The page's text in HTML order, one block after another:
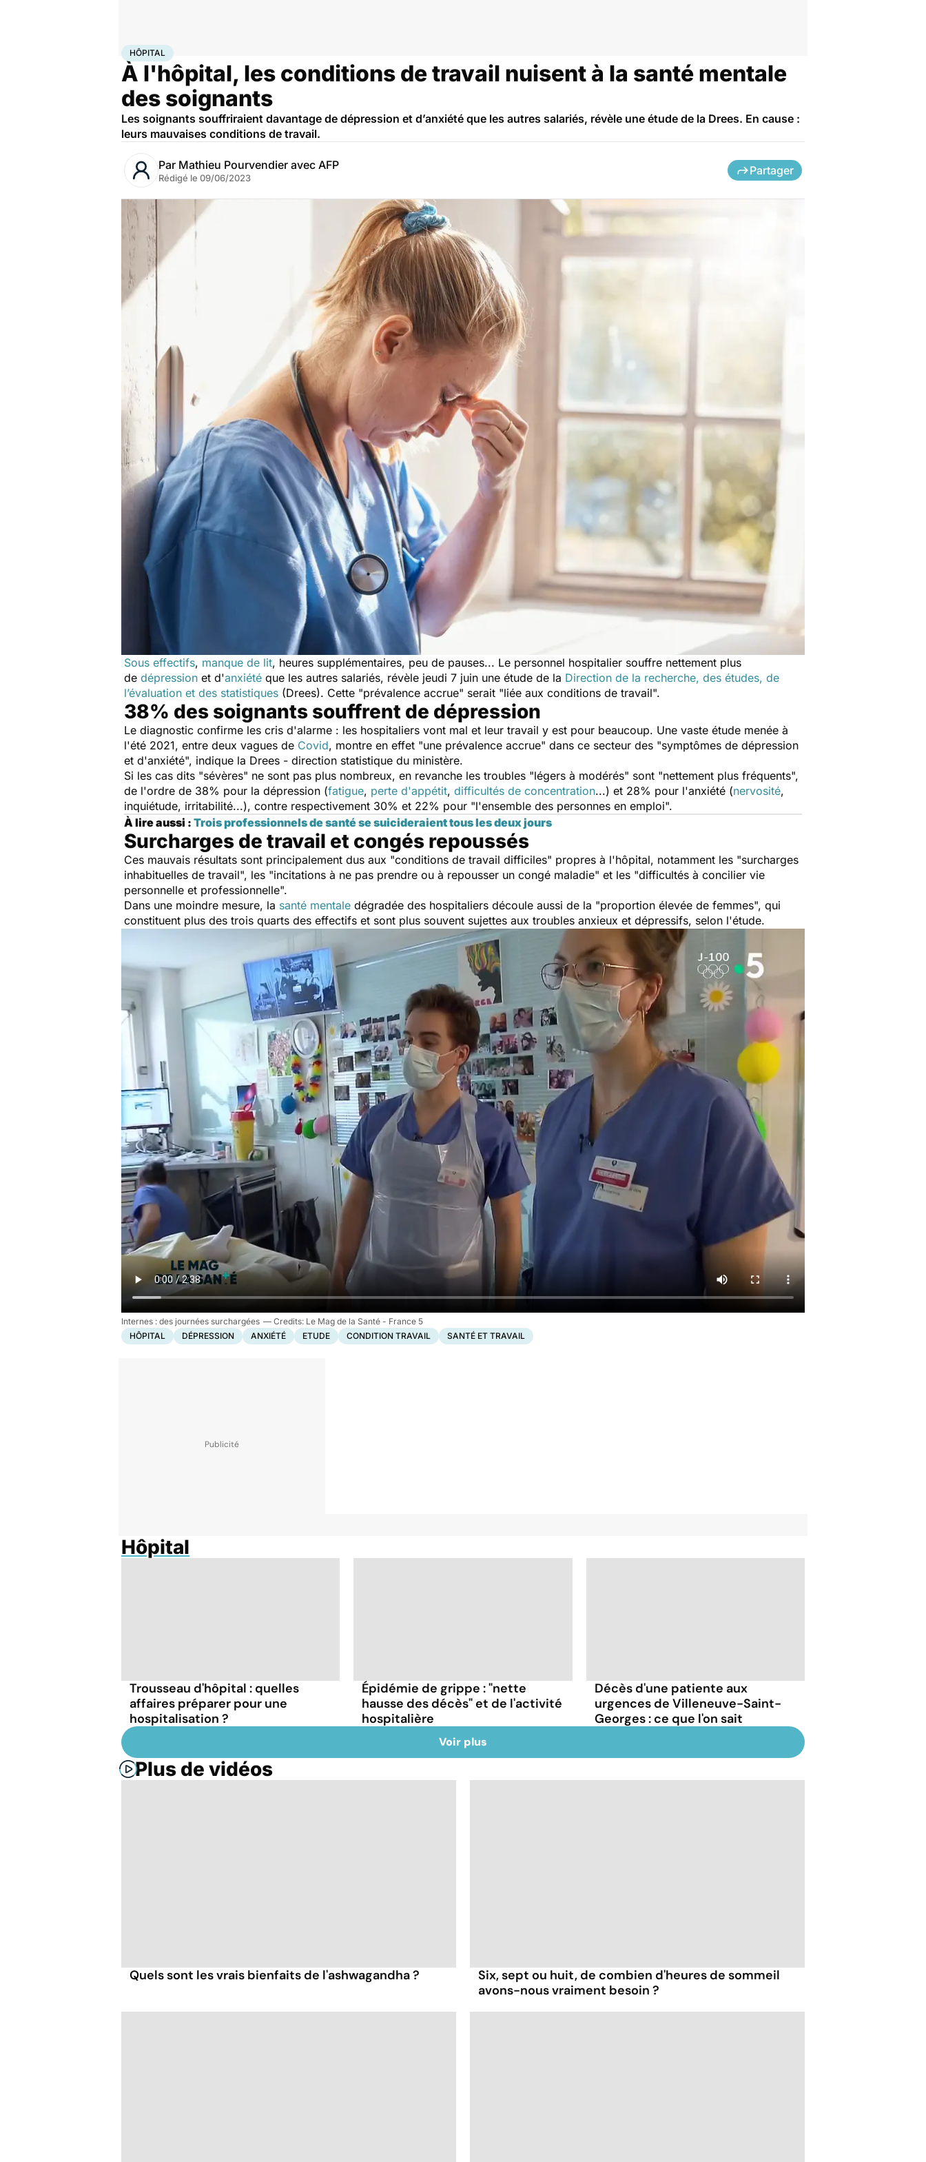
AccueilBien-être
HÔPITAL
À l'hôpital, les conditions de travail nuisent à la santé mentale
des soignants
Les soignants souffriraient davantage de dépression et d’anxiété que les autres salariés, révèle une étude de la Drees. En cause :
leurs mauvaises conditions de travail.
Par Mathieu Pourvendier avec AFP
Rédigé le 09/06/2023
Partager
Sous effectifs, manque de lit, heures supplémentaires, peu de pauses... Le personnel hospitalier souffre nettement plus
de dépression et d'anxiété que les autres salariés, révèle jeudi 7 juin une étude de la Direction de la recherche, des études, de
l’évaluation et des statistiques (Drees). Cette "prévalence accrue" serait "liée aux conditions de travail".
38% des soignants souffrent de dépression
Le diagnostic confirme les cris d'alarme : les hospitaliers vont mal et leur travail y est pour beaucoup. Une vaste étude menée à
l'été 2021, entre deux vagues de Covid, montre en effet "une prévalence accrue" dans ce secteur des "symptômes de dépression
et d'anxiété", indique la Drees - direction statistique du ministère.
Si les cas dits "sévères" ne sont pas plus nombreux, en revanche les troubles "légers à modérés" sont "nettement plus fréquents",
de l'ordre de 38% pour la dépression (fatigue, perte d'appétit, difficultés de concentration...) et 28% pour l'anxiété (nervosité,
inquiétude, irritabilité...), contre respectivement 30% et 22% pour "l'ensemble des personnes en emploi".
À lire aussi : Trois professionnels de santé se suicideraient tous les deux jours
Surcharges de travail et congés repoussés
Ces mauvais résultats sont principalement dus aux "conditions de travail difficiles" propres à l'hôpital, notamment les "surcharges
inhabituelles de travail", les "incitations à ne pas prendre ou à repousser un congé maladie" et les "difficultés à concilier vie
personnelle et professionnelle".
Dans une moindre mesure, la santé mentale dégradée des hospitaliers découle aussi de la "proportion élevée de femmes", qui
constituent plus des trois quarts des effectifs et sont plus souvent sujettes aux troubles anxieux et dépressifs, selon l'étude.
Internes : des journées surchargées
Le Mag de la Santé - France 5
HÔPITAL
DÉPRESSION ANXIÉTÉ ETUDE CONDITION TRAVAIL SANTÉ ET TRAVAIL
Hôpital
Trousseau d'hôpital : quelles
affaires préparer pour une
hospitalisation ?
Épidémie de grippe : "nette
hausse des décès" et de l'activité
hospitalière
Décès d'une patiente aux
urgences de Villeneuve-Saint-
Georges : ce que l'on sait
Voir plus
Plus de vidéos
Quels sont les vrais bienfaits de l'ashwagandha ?
Six, sept ou huit, de combien d'heures de sommeil
avons-nous vraiment besoin ?